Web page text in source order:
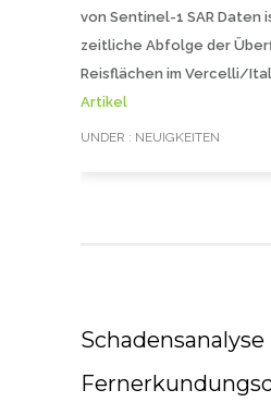
von Sentinel-1 SAR Daten
zeitliche Abfolge der
Reisflächen im Vercelli/
Artikel
UNDER : NEUIGKEITEN